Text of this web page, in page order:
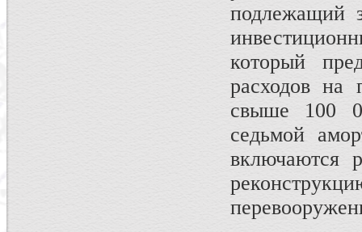
подлежащий
который
расходов на
свыше 100
седьмой
включаются